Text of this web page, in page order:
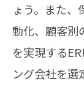
ょう。また、
動化、顧客別
を実現する
ング会社を選